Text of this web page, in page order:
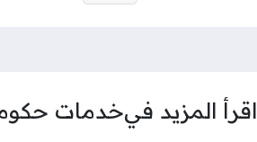
اقرأ المزيد فيخدمات